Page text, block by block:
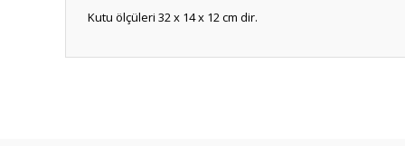
Kutu ölçüleri 32 x 14 x 12 cm dir.